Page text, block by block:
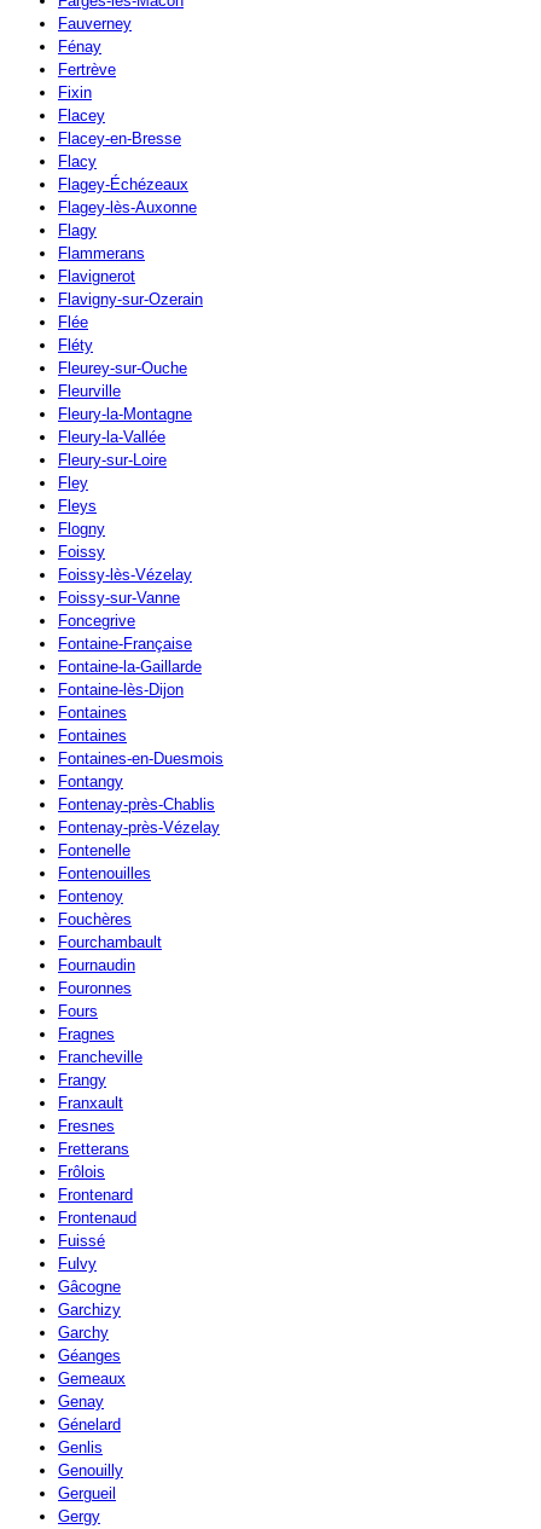
Fauverney
Fénay
Fertrève
Fixin
Flacey
Flacey-en-Bresse
Flacy
Flagey-Échézeaux
Flagey-lès-Auxonne
Flagy
Flammerans
Flavignerot
Flavigny-sur-Ozerain
Flée
Fléty
Fleurey-sur-Ouche
Fleurville
Fleury-la-Montagne
Fleury-la-Vallée
Fleury-sur-Loire
Fley
Fleys
Flogny
Foissy
Foissy-lès-Vézelay
Foissy-sur-Vanne
Foncegrive
Fontaine-Française
Fontaine-la-Gaillarde
Fontaine-lès-Dijon
Fontaines
Fontaines
Fontaines-en-Duesmois
Fontangy
Fontenay-près-Chablis
Fontenay-près-Vézelay
Fontenelle
Fontenouilles
Fontenoy
Fouchères
Fourchambault
Fournaudin
Fouronnes
Fours
Fragnes
Francheville
Frangy
Franxault
Fresnes
Fretterans
Frôlois
Frontenard
Frontenaud
Fuissé
Fulvy
Gâcogne
Garchizy
Garchy
Géanges
Gemeaux
Genay
Génelard
Genlis
Genouilly
Gergueil
Gergy